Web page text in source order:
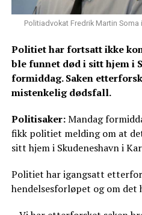
Politiadvokat Fredrik Martin
Politiet har fortsatt ikke
ble funnet død i sitt hjem i
formiddag. Saken
mistenkelig dødsfall.
Politisaker:Mandag
fikk politiet melding om at
sitt hjem i Skudeneshavn i
Politiet har igangsatt
hendelsesforløpet og om det